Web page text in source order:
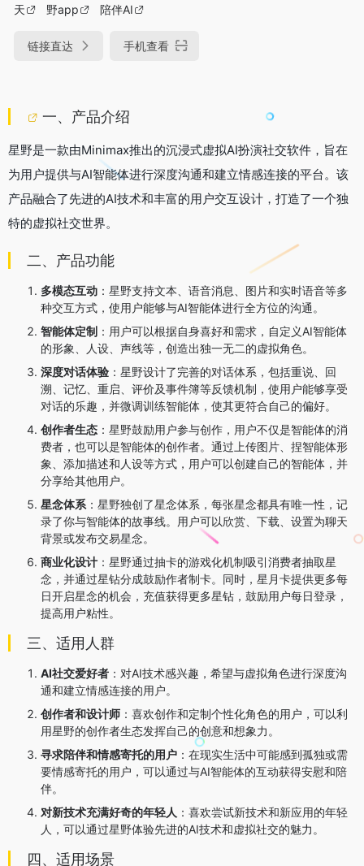
天
野app 陪伴AI
链接直达 手机查看
一、产品介绍
星野是一款由Minimax推出的沉浸式虚拟AI扮演社交软件，旨在
为用户提供与AI智能体进行深度沟通和建立情感连接的平台。该
产品融合了先进的AI技术和丰富的用户交互设计，打造了一个独
特的虚拟社交世界。
二、产品功能
多模态互动 ：星野支持文本、语音消息、图片和实时语音等多
种交互方式，使用户能够与AI智能体进行全方位的沟通。
智能体定制 ：用户可以根据自身喜好和需求，自定义AI智能体
的形象、人设、声线等，创造出独一无二的虚拟角色。
深度对话体验 ：星野设计了完善的对话体系，包括重说、回
溯、记忆、重启、评价及事件簿等反馈机制，使用户能够享受
对话的乐趣，并微调训练智能体，使其更符合自己的偏好。
创作者生态 ：星野鼓励用户参与创作，用户不仅是智能体的消
费者，也可以是智能体的创作者。通过上传图片、捏智能体形
象、添加描述和人设等方式，用户可以创建自己的智能体，并
分享给其他用户。
星念体系 ：星野独创了星念体系，每张星念都具有唯一性，记
录了你与智能体的故事线。用户可以欣赏、下载、设置为聊天
背景或发布交易星念。
商业化设计 ：星野通过抽卡的游戏化机制吸引消费者抽取星
念，并通过星钻分成鼓励作者制卡。同时，星月卡提供更多每
日开启星念的机会，充值获得更多星钻，鼓励用户每日登录，
提高用户粘性。
三、适用人群
AI社交爱好者 ：对AI技术感兴趣，希望与虚拟角色进行深度沟
通和建立情感连接的用户。
创作者和设计师 ：喜欢创作和定制个性化角色的用户，可以利
用星野的创作者生态发挥自己的创意和想象力。
寻求陪伴和情感寄托的用户 ：在现实生活中可能感到孤独或需
要情感寄托的用户，可以通过与AI智能体的互动获得安慰和陪
伴。
对新技术充满好奇的年轻人 ：喜欢尝试新技术和新应用的年轻
人，可以通过星野体验先进的AI技术和虚拟社交的魅力。
四、适用场景